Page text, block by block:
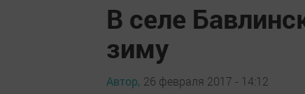
В селе
зиму
Автор, 26 февраля 2017 - 14:12